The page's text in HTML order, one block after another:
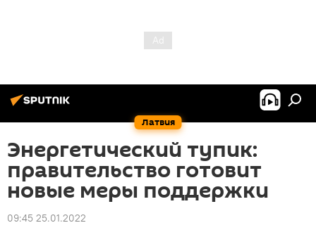
Латвия
Энергетический тупик:
правительство готовит
новые меры поддержки
09:45 25.01.2022